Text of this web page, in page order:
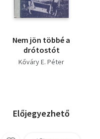
Nem jön többé a
drótostót
Kőváry E. Péter
Előjegyezhető